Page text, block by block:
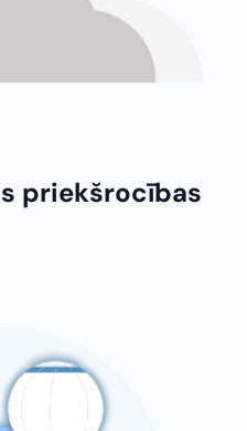
priekšrocības